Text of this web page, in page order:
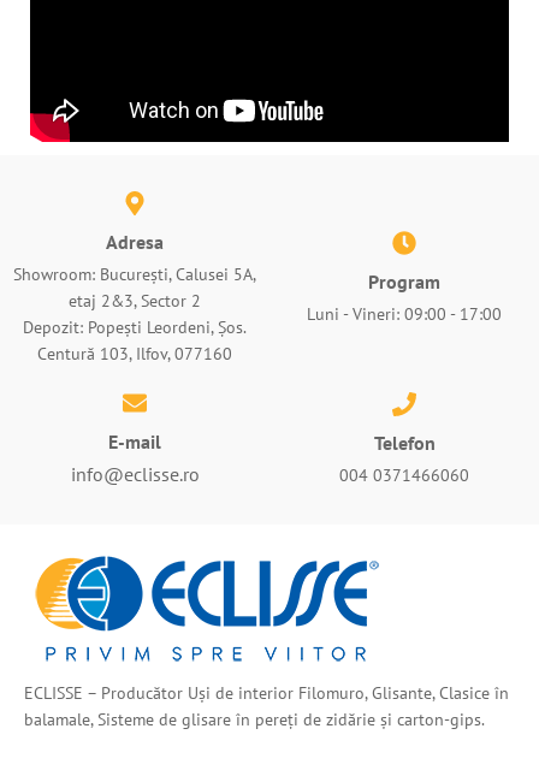
Adresa
Showroom: București, Calusei 5A,
etaj 2&3, Sector 2
Depozit: Popești Leordeni, Șos.
Centură 103, Ilfov, 077160
Program
Luni - Vineri: 09:00 - 17:00
E-mail
info@eclisse.ro
Telefon
004 0371466060
ECLISSE – Producător Uși de interior Filomuro, Glisante, Clasice în
balamale, Sisteme de glisare în pereți de zidărie și carton-gips.